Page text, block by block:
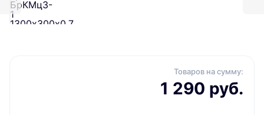
Товаров на сумму:
1 290 руб.